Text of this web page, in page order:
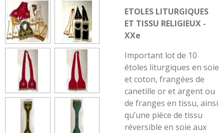
ETOLES LITURGIQUES
ET TISSU RELIGIEUX -
XXe
Important lot de 10
étoles liturgiques en soie
et coton, frangées de
canetille or et argent ou
de franges en tissu, ainsi
qu’une pièce de tissu
réversible en soie aux